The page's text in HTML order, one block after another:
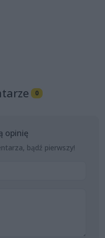
0
opinię
bądź pierwszy!